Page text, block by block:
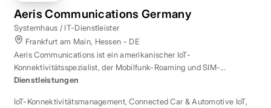
Aeris Communications Germany
Systemhaus / IT-Dienstleister
Frankfurt am Main, Hessen - DE
Aeris Communications ist ein amerikanischer IoT-
Konnektivitätsspezialist, der Mobilfunk-Roaming und SIM-
Management in über 190 Ländern verwaltet.
Dienstleistungen
IoT-Konnektivitätsmanagement,Connected Car & Automotive IoT,